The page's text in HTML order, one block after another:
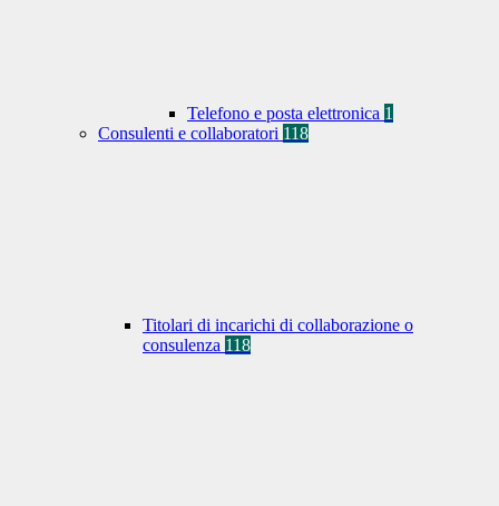
Telefono e posta elettronica 1
Consulenti e collaboratori 118
Titolari di incarichi di collaborazione o
consulenza 118